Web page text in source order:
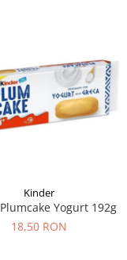
Kinder
Yogurt 192g
18,50 RON